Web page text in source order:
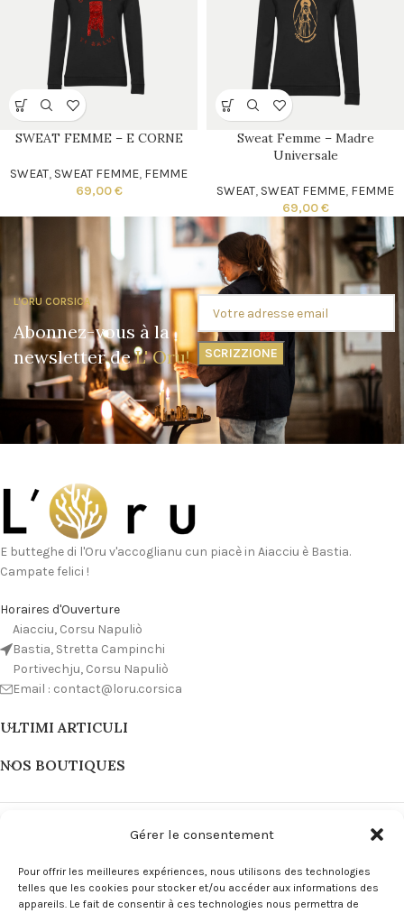
Gérer le consentement
Pour offrir les meilleures expériences, nous utilisons des technologies
telles que les cookies pour stocker et/ou accéder aux informations des
appareils. Le fait de consentir à ces technologies nous permettra de
SWEAT FEMME – E CORNE
SWEAT, SWEAT FEMME, FEMME
69,00€
Sweat Femme – Madre
Universale
SWEAT, SWEAT FEMME, FEMME
69,00€
L'ORU CORSICA
Abonnez-vous à la
newsletter deL' Oru!
E butteghe di l'Oru v'accoglianu cun piacè in Aiacciu è Bastia.
Campate felici !
Horaires d'Ouverture
Aiacciu, Corsu Napuliò
Bastia, Stretta Campinchi
Portivechju, Corsu Napuliò
Email : contact@loru.corsica
ULTIMI ARTICULI
NOS BOUTIQUES